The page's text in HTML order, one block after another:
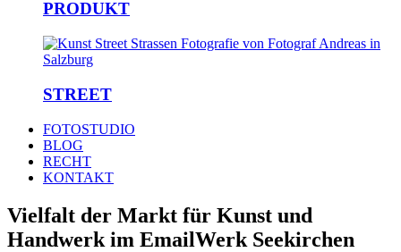
PRODUKT
STREET
FOTOSTUDIO
BLOG
RECHT
KONTAKT
Vielfalt der Markt für Kunst und
Handwerk im EmailWerk Seekirchen